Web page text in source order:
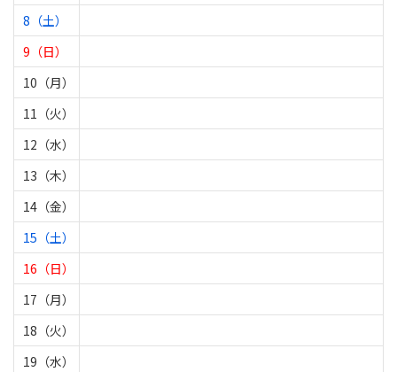
8（土）
9（日）
10（月）
11（火）
12（水）
13（木）
14（金）
15（土）
16（日）
17（月）
18（火）
19（水）